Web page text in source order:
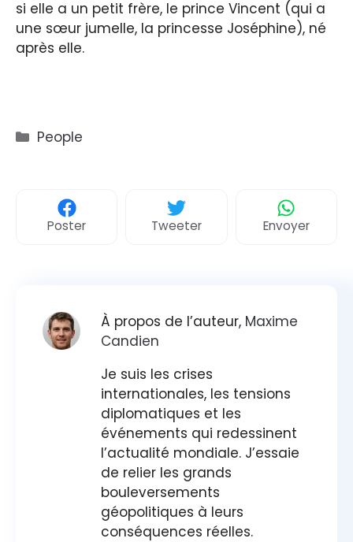
si elle a un petit frère, le prince Vincent (qui a
une sœur jumelle, la princesse Joséphine), né
après elle.
Catégories
People
Poster Tweeter Envoyer
À propos de l’auteur, Maxime
Candien
Je suis les crises
internationales, les tensions
diplomatiques et les
événements qui redessinent
l’actualité mondiale. J’essaie
de relier les grands
bouleversements
géopolitiques à leurs
conséquences réelles.